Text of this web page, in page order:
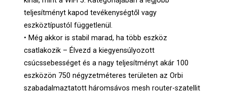
teljesítményt kapod tevékenységtől vagy
eszköztípustól függetlenül.
• Még akkor is stabil marad, ha több eszköz
csatlakozik – Élvezd a kiegyensúlyozott
csúcssebességet és a nagy teljesítményt akár 100
eszközön 750 négyzetméteres területen az Orbi
szabadalmaztatott háromsávos mesh router-szatellit